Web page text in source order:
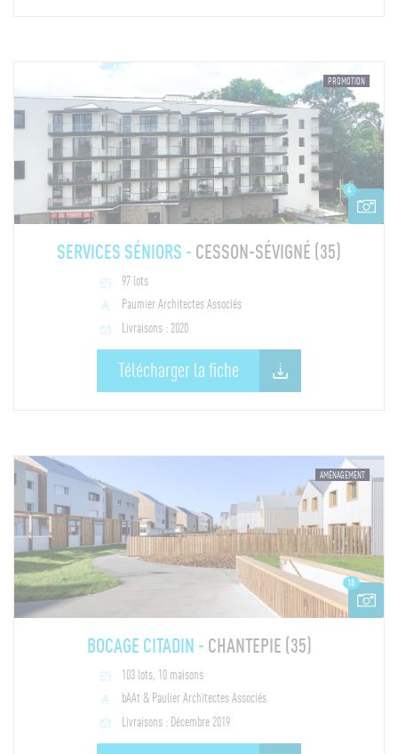
PROMOTION
4
SERVICES SÉNIORS - CESSON-SÉVIGNÉ (35)
97 lots
Paumier Architectes Associés
Livraisons : 2020
Télécharger la fiche
AMÉNAGEMENT
18
BOCAGE CITADIN - CHANTEPIE (35)
103 lots, 10 maisons
bAAt & Paulier Architectes Associés
Livraisons : Décembre 2019